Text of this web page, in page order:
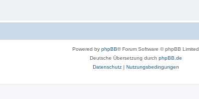
Powered by phpBB® Forum Software © phpBB Limited
Deutsche Übersetzung durch phpBB.de
Datenschutz| Nutzungsbedingungen